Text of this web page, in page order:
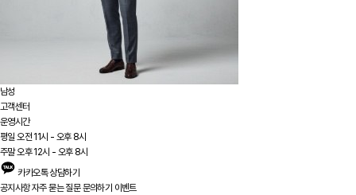
남성
고객센터
운영시간
평일 오전 11시 - 오후 8시
주말 오후 12시 - 오후 8시
카카오톡 상담하기
공지사항자주 묻는 질문문의하기 이벤트